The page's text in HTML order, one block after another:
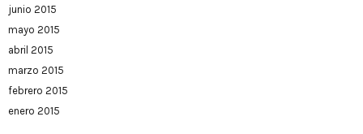
junio 2015
mayo 2015
abril 2015
marzo 2015
febrero 2015
enero 2015